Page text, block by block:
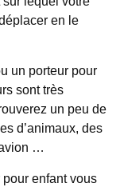
en le
un porteur pour
sont très
un peu de
d’animaux, des
…
enfant vous